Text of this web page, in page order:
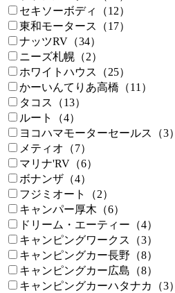
セキソーボディ（12）
東和モータース（17）
ナッツRV（34）
ニーズ札幌（2）
ホワイトハウス（25）
かーいんてりあ高橋（11）
タコス（13）
ルート（4）
ヨコハマモーターセールス（3）
メティオ（7）
マリナ'RV（6）
ボナンザ（4）
フジミオート（2）
キャンパー厚木（6）
ドリーム・エーティー（4）
キャンピングワークス（3）
キャンピングカー長野（8）
キャンピングカー広島（8）
キャンピングカーハタナカ（3）